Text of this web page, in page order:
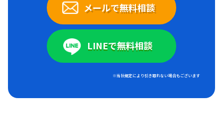
メールで無料相談
LINEで無料相談
※当社規定により引き取れない場合もございます